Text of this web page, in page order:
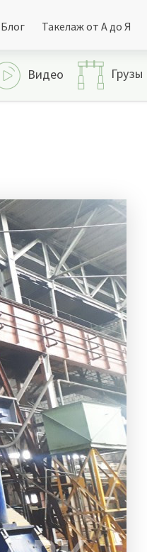
Блог Такелаж от А до Я
Видео Грузы